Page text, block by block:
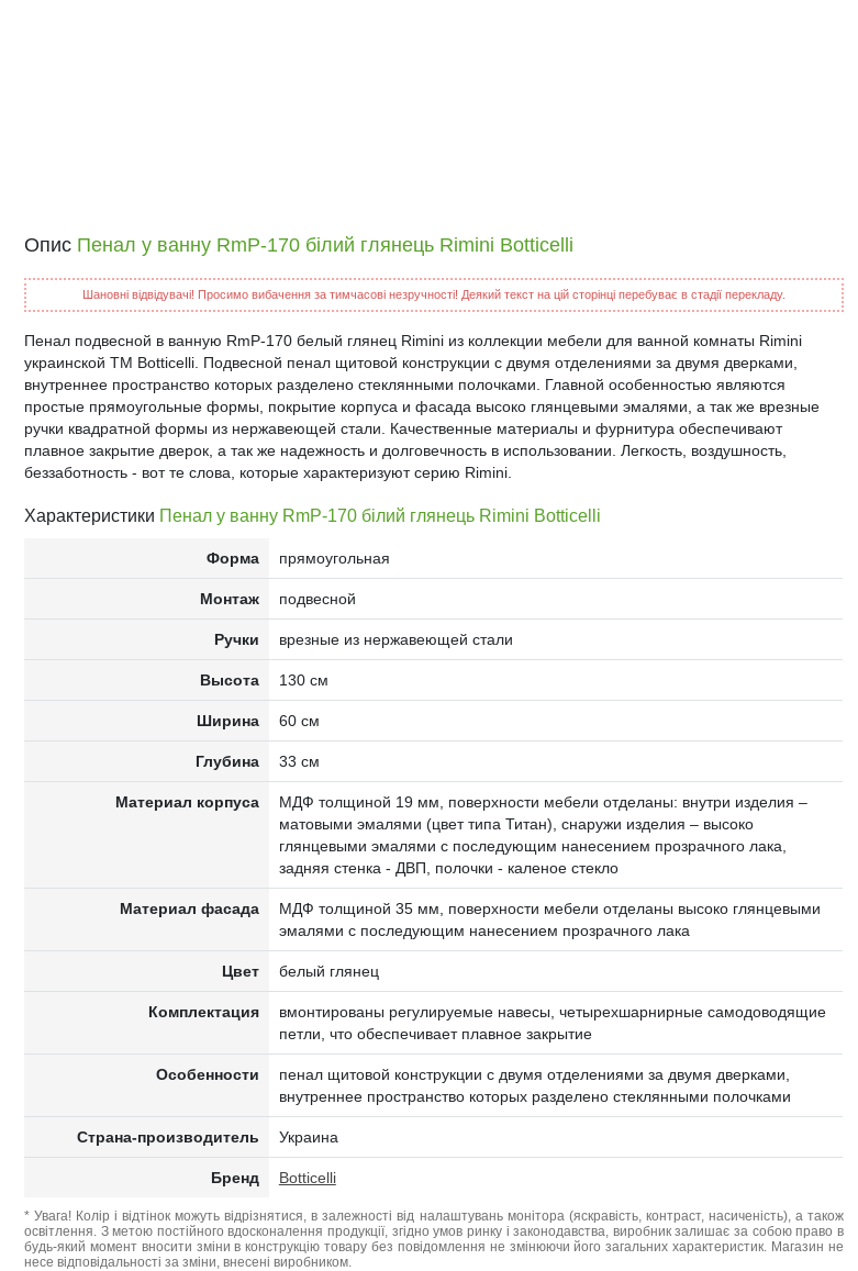
Опис Пенал у ванну RmP-170 білий глянець Rimini Botticelli
Шановні відвідувачі! Просимо вибачення за тимчасові незручності! Деякий текст на цій сторінці перебуває в стадії перекладу.
Пенал подвесной в ванную RmP-170 белый глянец Rimini из коллекции мебели для ванной комнаты Rimini
украинской ТМ Botticelli. Подвесной пенал щитовой конструкции с двумя отделениями за двумя дверками,
внутреннее пространство которых разделено стеклянными полочками. Главной особенностью являются
простые прямоугольные формы, покрытие корпуса и фасада высоко глянцевыми эмалями, а так же врезные
ручки квадратной формы из нержавеющей стали. Качественные материалы и фурнитура обеспечивают
плавное закрытие дверок, а так же надежность и долговечность в использовании. Легкость, воздушность,
беззаботность - вот те слова, которые характеризуют серию Rimini.
Характеристики Пенал у ванну RmP-170 білий глянець Rimini Botticelli
Форма прямоугольная
Монтаж подвесной
Ручки врезные из нержавеющей стали
Высота 130 см
Ширина 60 см
Глубина 33 см
Материал корпуса
МДФ толщиной 19 мм, поверхности мебели отделаны: внутри изделия –
матовыми эмалями (цвет типа Титан), снаружи изделия – высоко
глянцевыми эмалями с последующим нанесением прозрачного лака,
задняя стенка - ДВП, полочки - каленое стекло
Материал фасада
МДФ толщиной 35 мм, поверхности мебели отделаны высоко глянцевыми
эмалями с последующим нанесением прозрачного лака
Цвет белый глянец
Комплектация
вмонтированы регулируемые навесы, четырехшарнирные самодоводящие
петли, что обеспечивает плавное закрытие
Особенности
пенал щитовой конструкции с двумя отделениями за двумя дверками,
внутреннее пространство которых разделено стеклянными полочками
Страна-производитель Украина
Бренд Botticelli
* Увага! Колір і відтінок можуть відрізнятися, в залежності від налаштувань монітора (яскравість, контраст, насиченість), а також
освітлення. З метою постійного вдосконалення продукції, згідно умов ринку і законодавства, виробник залишає за собою право в
будь-який момент вносити зміни в конструкцію товару без повідомлення не змінюючи його загальних характеристик. Магазин не
несе відповідальності за зміни, внесені виробником.